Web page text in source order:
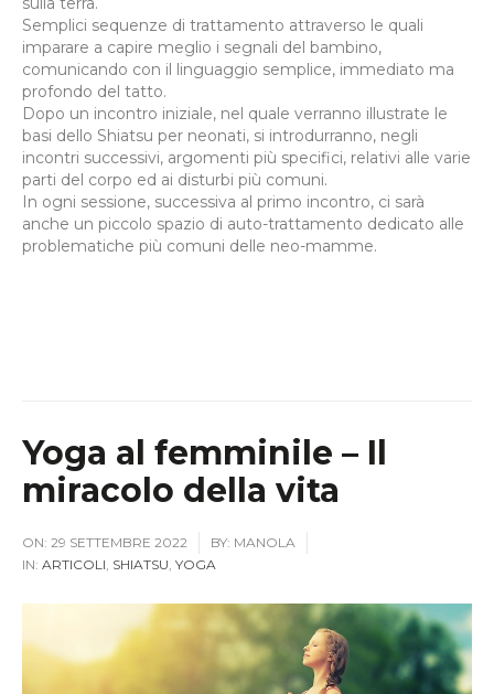
Semplici sequenze di trattamento attraverso le quali
imparare a capire meglio i segnali del bambino,
comunicando con il linguaggio semplice, immediato ma
profondo del tatto.
Dopo un incontro iniziale, nel quale verranno illustrate le
basi dello Shiatsu per neonati, si introdurranno, negli
incontri successivi, argomenti più specifici, relativi alle varie
parti del corpo ed ai disturbi più comuni.
In ogni sessione, successiva al primo incontro, ci sarà
anche un piccolo spazio di auto-trattamento dedicato alle
problematiche più comuni delle neo-mamme.
Yoga al femminile – Il
miracolo della vita
ON: 29 SETTEMBRE 2022 BY: MANOLA
IN: ARTICOLI SHIATSU YOGA